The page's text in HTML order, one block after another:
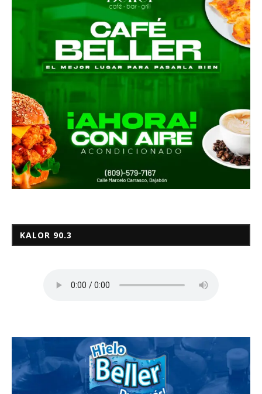
KALOR 90.3